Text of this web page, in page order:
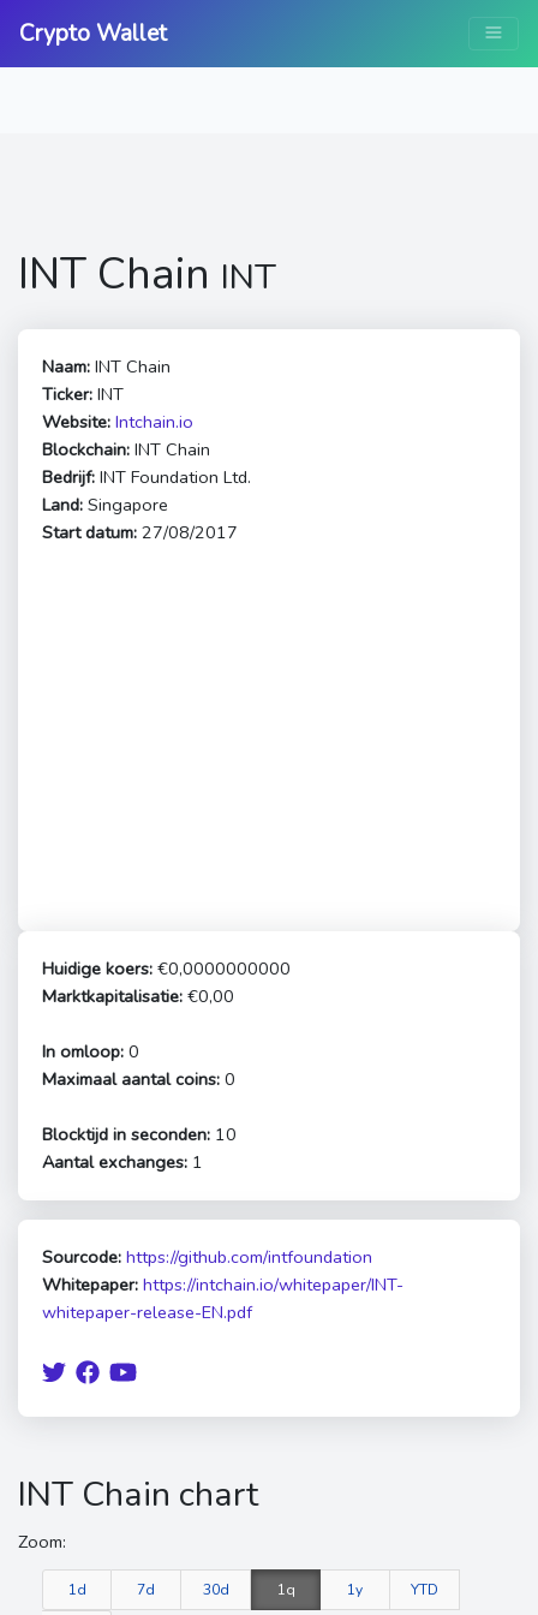
Crypto Wallet
INT Chain INT
Naam: INT Chain
Ticker: INT
Website: Intchain.io
Blockchain: INT Chain
Bedrijf: INT Foundation Ltd.
Land: Singapore
Start datum: 27/08/2017
Huidige koers: €0,0000000000
Marktkapitalisatie: €0,00
In omloop: 0
Maximaal aantal coins: 0
Blocktijd in seconden: 10
Aantal exchanges: 1
Sourcode: https://github.com/intfoundation
Whitepaper: https://intchain.io/whitepaper/INT-
whitepaper-release-EN.pdf
INT Chain chart
Zoom:
1d 7d 30d 1q 1y YTD